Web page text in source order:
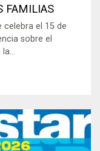
FAMILIAS
celebra el 15 de
sobre el